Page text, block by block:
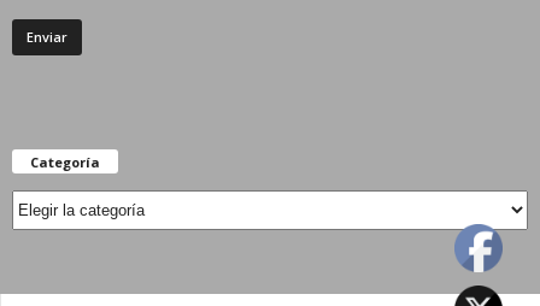
Categoría
Categoría